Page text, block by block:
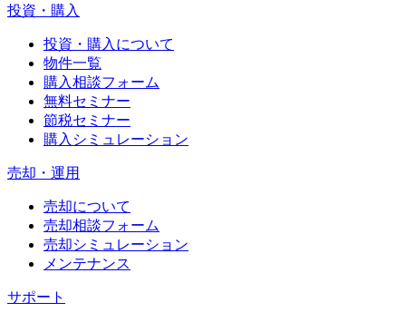
投資・購入
投資・購入について
物件一覧
購入相談フォーム
無料セミナー
節税セミナー
購入シミュレーション
売却・運用
売却について
売却相談フォーム
売却シミュレーション
メンテナンス
サポート